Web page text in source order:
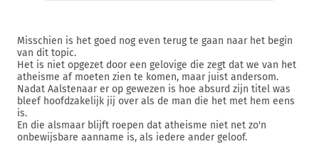
Misschien is het goed nog even terug te gaan naar het begin
van dit topic.
Het is niet opgezet door een gelovige die zegt dat we van het
atheisme af moeten zien te komen, maar juist andersom.
Nadat Aalstenaar er op gewezen is hoe absurd zijn titel was
bleef hoofdzakelijk jij over als de man die het met hem eens
is.
En die alsmaar blijft roepen dat atheisme niet net zo'n
onbewijsbare aanname is, als iedere ander geloof.